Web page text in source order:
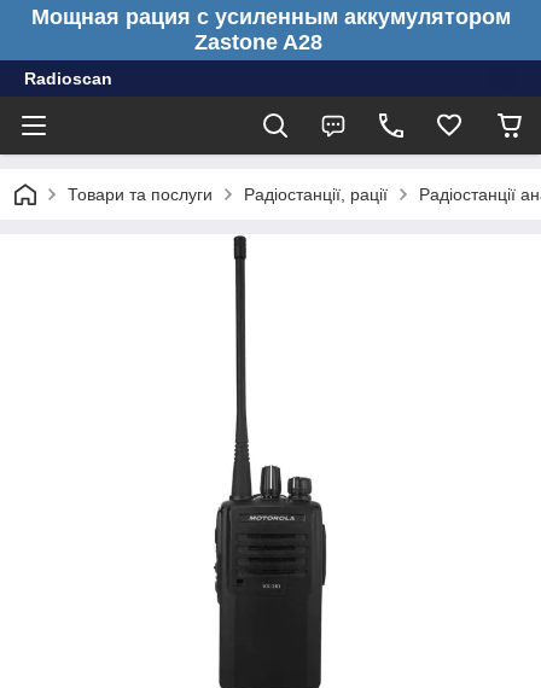
Мощная рация с усиленным аккумулятором
Zastone A28
Radioscan
Товари та послуги Радіостанції, рації Радіостанції